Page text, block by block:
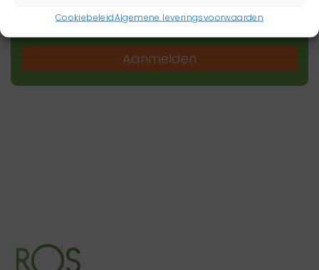
CookiebeleidAlgemene leveringsvoorwaarden
Aanmelden